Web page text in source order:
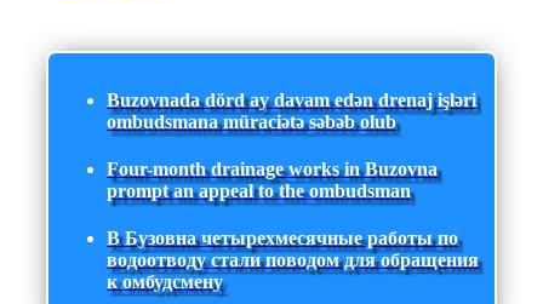
Buzovnada dörd ay davam edən drenaj işləri
ombudsmana müraciətə səbəb olub
Four-month drainage works in Buzovna
prompt an appeal to the ombudsman
В Бузовна четырехмесячные работы по
водоотводу стали поводом для обращения
к омбудсмену